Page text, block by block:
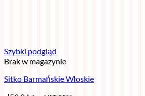
Szybki podgląd
Brak w magazynie
Sitko Barmańskie Włoskie